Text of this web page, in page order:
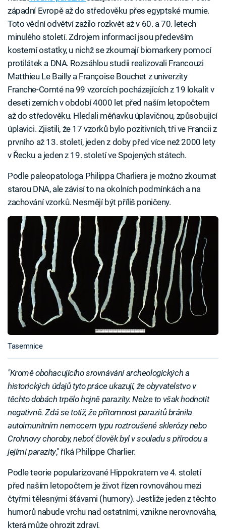
západní Evropě až do středověku přes egyptské mumie.
Toto vědní odvětví zažilo rozkvět až v 60. a 70. letech
minulého století. Zdrojem informací jsou především
kosterní ostatky, u nichž se zkoumají biomarkery pomocí
protilátek a DNA. Rozsáhlou studii realizovali Francouzi
Matthieu Le Bailly a Françoise Bouchet z univerzity
Franche-Comté na 99 vzorcích pocházejících z 19 lokalit v
deseti zemích v období 4000 let před naším letopočtem
až do středověku. Hledali měňavku úplavičnou, způsobující
úplavici. Zjistili, že 17 vzorků bylo pozitivních, tři ve Francii z
prvního až 13. století, jeden z doby před více než 2000 lety
v Řecku a jeden z 19. století ve Spojených státech.
Podle paleopatologa Philippa Charliera je možno zkoumat
starou DNA, ale závisí to na okolních podmínkách a na
zachování vzorků. Nesmějí být příliš poničeny.
Tasemnice
"Kromě obohacujícího srovnávání archeologických a
historických údajů tyto práce ukazují, že obyvatelstvo v
těchto dobách trpělo hojně parazity. Nelze to však hodnotit
negativně. Zdá se totiž, že přítomnost parazitů bránila
autoimunitním nemocem typu roztroušené sklerózy nebo
Crohnovy choroby, neboť člověk byl v souladu s přírodou a
jejími parazity," říká Philippe Charlier.
Podle teorie popularizované Hippokratem ve 4. století
před naším letopočtem je život řízen rovnováhou mezi
čtyřmi tělesnými šťávami (humory). Jestliže jeden z těchto
humorů nabude vrchu nad ostatními, vznikne nerovnováha,
která může ohrozit zdraví.